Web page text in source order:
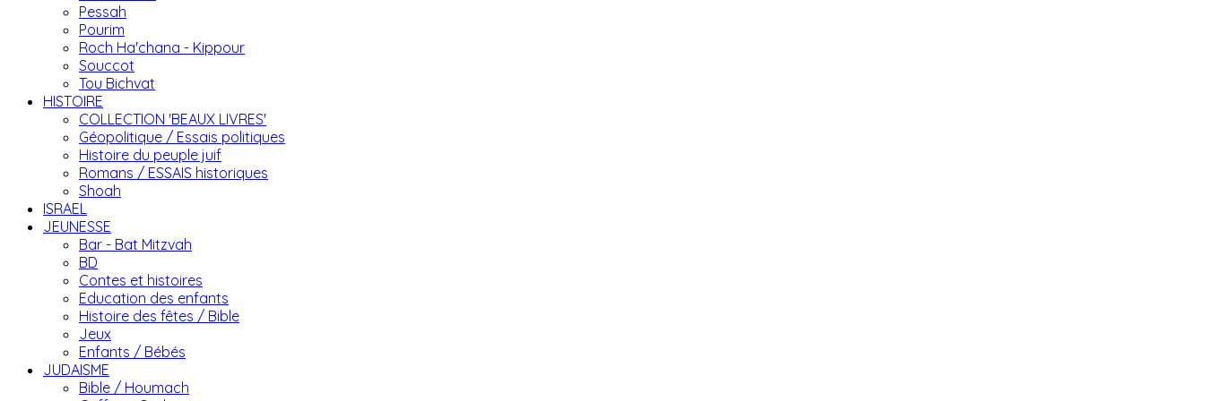
Pessah
Pourim
Roch Ha'chana - Kippour
Souccot
Tou Bichvat
HISTOIRE
COLLECTION 'BEAUX LIVRES'
Géopolitique / Essais politiques
Histoire du peuple juif
Romans / ESSAIS historiques
Shoah
ISRAEL
JEUNESSE
Bar - Bat Mitzvah
BD
Contes et histoires
Education des enfants
Histoire des fêtes / Bible
Jeux
Enfants / Bébés
JUDAISME
Bible / Houmach